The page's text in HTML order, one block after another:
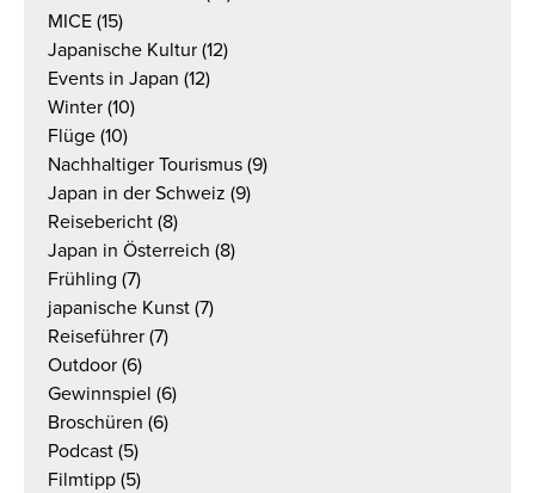
MICE (15)
Japanische Kultur (12)
Events in Japan (12)
Winter (10)
Flüge (10)
Nachhaltiger Tourismus (9)
Japan in der Schweiz (9)
Reisebericht (8)
Japan in Österreich (8)
Frühling (7)
japanische Kunst (7)
Reiseführer (7)
Outdoor (6)
Gewinnspiel (6)
Broschüren (6)
Podcast (5)
Filmtipp (5)